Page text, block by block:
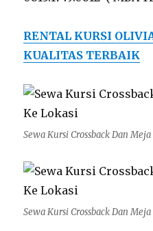
RENTAL KURSI
KUALITAS TERBAIK
Sewa Kursi Crossback Dan
Sewa Kursi Crossback Dan